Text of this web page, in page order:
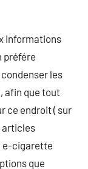
informations
préfére
les
afin que tout
ce endroit ( sur
articles
e-cigarette
que